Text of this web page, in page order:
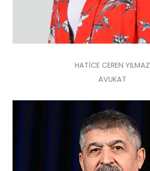
HATİCE CEREN YILMAZ
AVUKAT